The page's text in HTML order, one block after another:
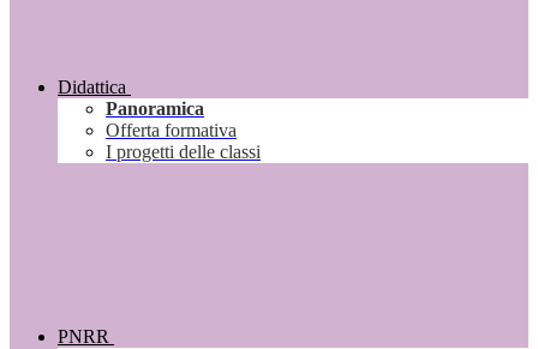
Didattica
Panoramica
Offerta formativa
I progetti delle classi
PNRR